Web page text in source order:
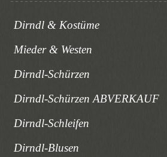
Dirndl & Kostüme
Mieder & Westen
Dirndl-Schürzen
Dirndl-Schürzen ABVERKAUF
Dirndl-Schleifen
Dirndl-Blusen